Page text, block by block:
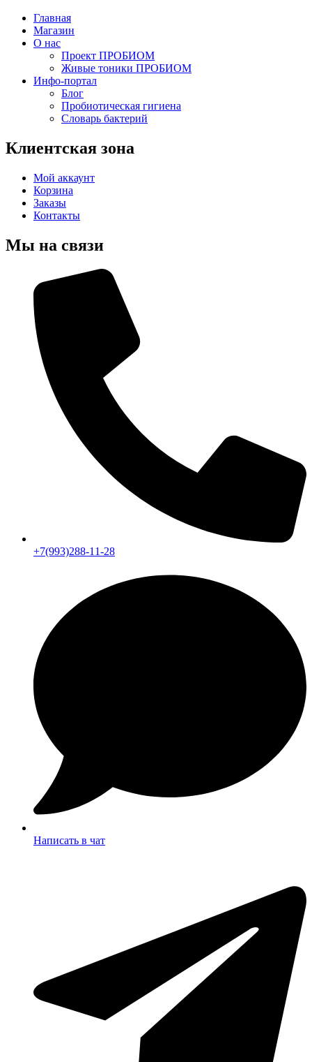
Главная
Магазин
О нас
Проект ПРОБИОМ
Живые тоники ПРОБИОМ
Инфо-портал
Блог
Пробиотическая гигиена
Словарь бактерий
Клиентская зона
Мой аккаунт
Корзина
Заказы
Контакты
Мы на связи
+7(993)288-11-28
Написать в чат